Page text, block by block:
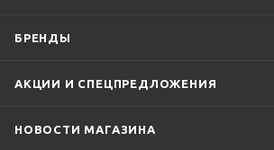
БРЕНДЫ
АКЦИИ И СПЕЦПРЕДЛОЖЕНИЯ
НОВОСТИ МАГАЗИНА